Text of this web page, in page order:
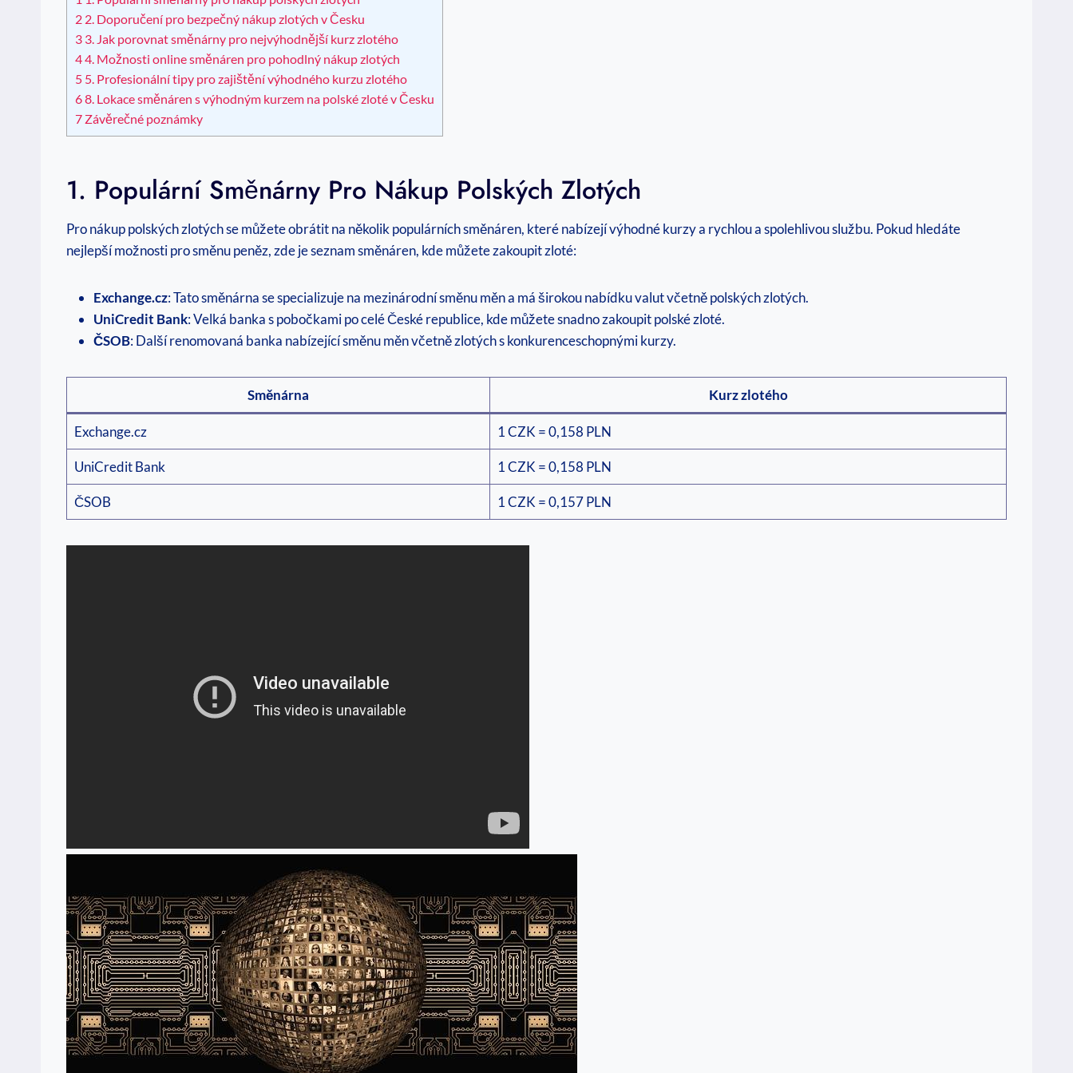
2 2. Doporučení pro bezpečný nákup zlotých v Česku
3 3. Jak porovnat směnárny pro nejvýhodnější kurz zlotého
44. Možnosti online směnáren pro pohodlný nákup zlotých
5 5. Profesionální tipy pro zajištění výhodného kurzu zlotého
68. Lokace směnáren s výhodným kurzem na polské zloté v Česku
7 Závěrečné poznámky
1. Populární Směnárny Pro Nákup Polských Zlotých
Pro nákup polských zlotých se můžete obrátit na několik populárních směnáren, které nabízejí výhodné kurzy a rychlou a spolehlivou službu. Pokud hledáte
nejlepší možnosti pro směnu peněz, zde je seznam směnáren, kde můžete zakoupit zloté:
Exchange.cz: Tato směnárna se specializuje na mezinárodní směnu měn a má širokou nabídku valut včetně polských zlotých.
UniCredit Bank: Velká banka s pobočkami po celé České republice, kde můžete snadno zakoupit polské zloté.
ČSOB: Další renomovaná banka nabízející směnu měn včetně zlotých s konkurenceschopnými kurzy.
Směnárna Kurz zlotého
Exchange.cz 1 CZK = 0,158 PLN
UniCredit Bank 1 CZK = 0,158 PLN
ČSOB 1 CZK = 0,157 PLN